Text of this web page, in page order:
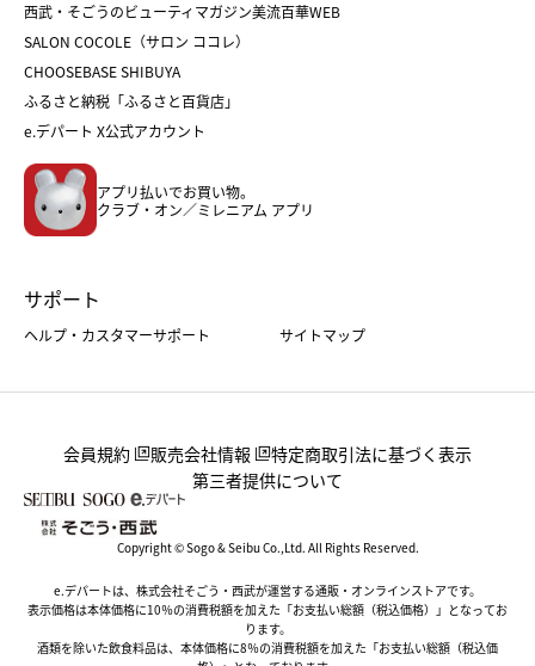
ホワイトデー
バレンタイン
ホワイトデー
おせち
フード
ホーム・キッチン＆アート
西武・そごうのビューティマガジン美流百華WEB
SALON COCOLE（サロン ココレ）
CHOOSEBASE SHIBUYA
ふるさと納税「ふるさと百貨店」
e.デパート X公式アカウント
アプリ払いでお買い物。
クラブ・オン／ミレニアム アプリ
サポート
ヘルプ・カスタマーサポート サイトマップ
会員規約 販売会社情報
特定商取引法に基づく表示
第三者提供について
Copyright © Sogo & Seibu Co.,Ltd. All Rights Reserved.
e.デパートは、株式会社そごう・西武が運営する通販・オンラインストアです。
表示価格は本体価格に10％の消費税額を加えた「お支払い総額（税込価格）」となってお
ります。
酒類を除いた飲食料品は、本体価格に8％の消費税額を加えた「お支払い総額（税込価